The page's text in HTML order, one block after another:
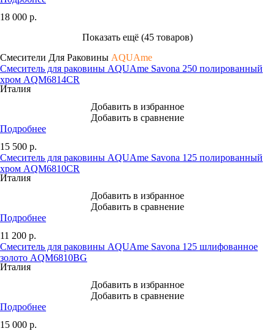
18 000 р.
Показать ещё (45 товаров)
Смесители Для Раковины AQUAme
Смеситель для раковины AQUAme Savona 250 полированный
хром AQM6814CR
Италия
Добавить в избранное
Добавить в сравнение
Подробнее
15 500 р.
Смеситель для раковины AQUAme Savona 125 полированный
хром AQM6810CR
Италия
Добавить в избранное
Добавить в сравнение
Подробнее
11 200 р.
Смеситель для раковины AQUAme Savona 125 шлифованное
золото AQM6810BG
Италия
Добавить в избранное
Добавить в сравнение
Подробнее
15 000 р.